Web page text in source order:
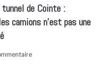
de Cointe :
camions n’est pas une